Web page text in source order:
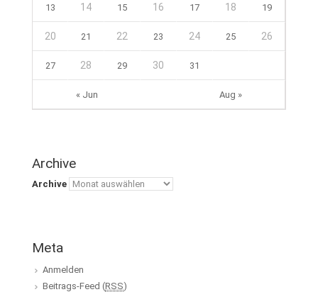
« Jun Aug »
13 14 15 16 17 18 19
20 21 22 23 24 25 26
27 28 29 30 31
Archive
Archive
Meta
Anmelden
Beitrags-Feed (RSS)